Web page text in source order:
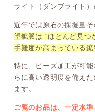
ライト（ダンブライト
近年では原石の採掘量そ
望鉱脈は “ほとんど見つ
手難度が高まっている鉱
特に、ビーズ加工が可
らに高い透明度を備え
ます。
ご覧のお品は、一定水